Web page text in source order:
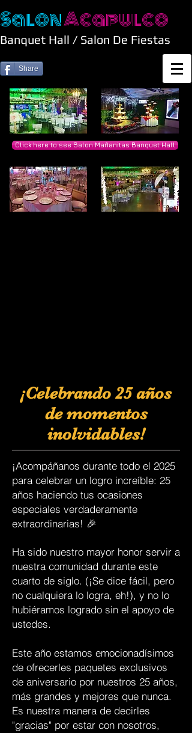
SalonAcapulco
Banquet Hall / Salon De Fiestas
Share
Click here to see Salon Mañanitas Banquet Hall
¡Celebrando 25 años
de momentos
inolvidables!
¡Acompáñanos durante todo el 2025
para celebrar un logro increíble: 25
años haciendo tus ocasiones
especiales verdaderamente
extraordinarias! 🎉
Ha sido nuestro mayor honor servir a
nuestra comunidad durante este
cuarto de siglo. (¡Se dice fácil, pero
no cualquiera lo logra, eh!), y no lo
hubiéramos logrado sin el apoyo de
ustedes.
Este año estamos emocionadísimos
de ofrecerles paquetes exclusivos
de aniversario por nuestros 25 años,
más grandes y mejores que nunca.
Es nuestra manera de decirles
"gracias" por estar con nosotros,